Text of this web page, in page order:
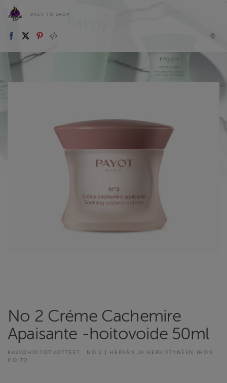
BACK TO SHOP
No 2 Créme Cachemire
Apaisante -hoitovoide 50ml
KASVOHOITOTUOTTEET
NO 2 | HERKÄN JA HERKISTYNEEN IHON
HOITO